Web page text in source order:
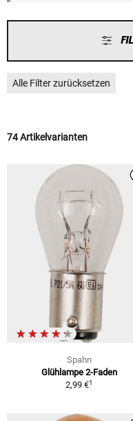
Alle Filter zurücksetzen
74 Artikelvarianten
Spahn
Glühlampe 2-Faden
2,99 €1